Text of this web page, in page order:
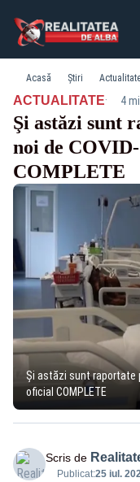
Acasă Știri
ACTUALITATE· 4
Şi astăzi sunt
noi de
COMPLETE
Şi astăzi sunt raportate
oficial COMPLETE
Scris de
Publicat:25 iul.